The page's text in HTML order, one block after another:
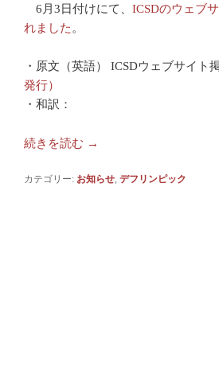
6月3日付けにて、 ICSDのウェブ
れました 。
・原文（英語） ICSDウェブサイト
発行）
・和訳：
続きを読む →
カテゴリー: お知らせ, デフリンピック